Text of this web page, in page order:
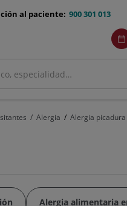
900 301 013
al paciente:
Alergia Alergia
Alergia alimentaria